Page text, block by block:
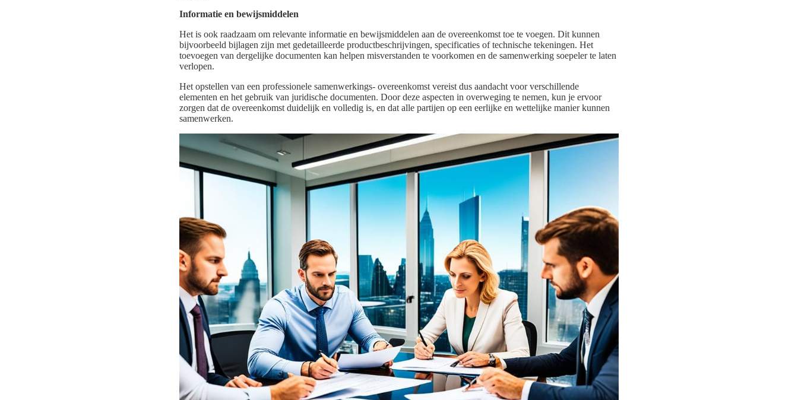
Informatie en bewijsmiddelen
Het is ook raadzaam om relevante informatie en bewijsmiddelen aan de overeenkomst toe te voegen. Dit kunnen
bijvoorbeeld bijlagen zijn met gedetailleerde productbeschrijvingen, specificaties of technische tekeningen. Het
toevoegen van dergelijke documenten kan helpen misverstanden te voorkomen en de samenwerking soepeler te laten
verlopen.
Het opstellen van een professionele samenwerkings- overeenkomst vereist dus aandacht voor verschillende
elementen en het gebruik van juridische documenten. Door deze aspecten in overweging te nemen, kun je ervoor
zorgen dat de overeenkomst duidelijk en volledig is, en dat alle partijen op een eerlijke en wettelijke manier kunnen
samenwerken.